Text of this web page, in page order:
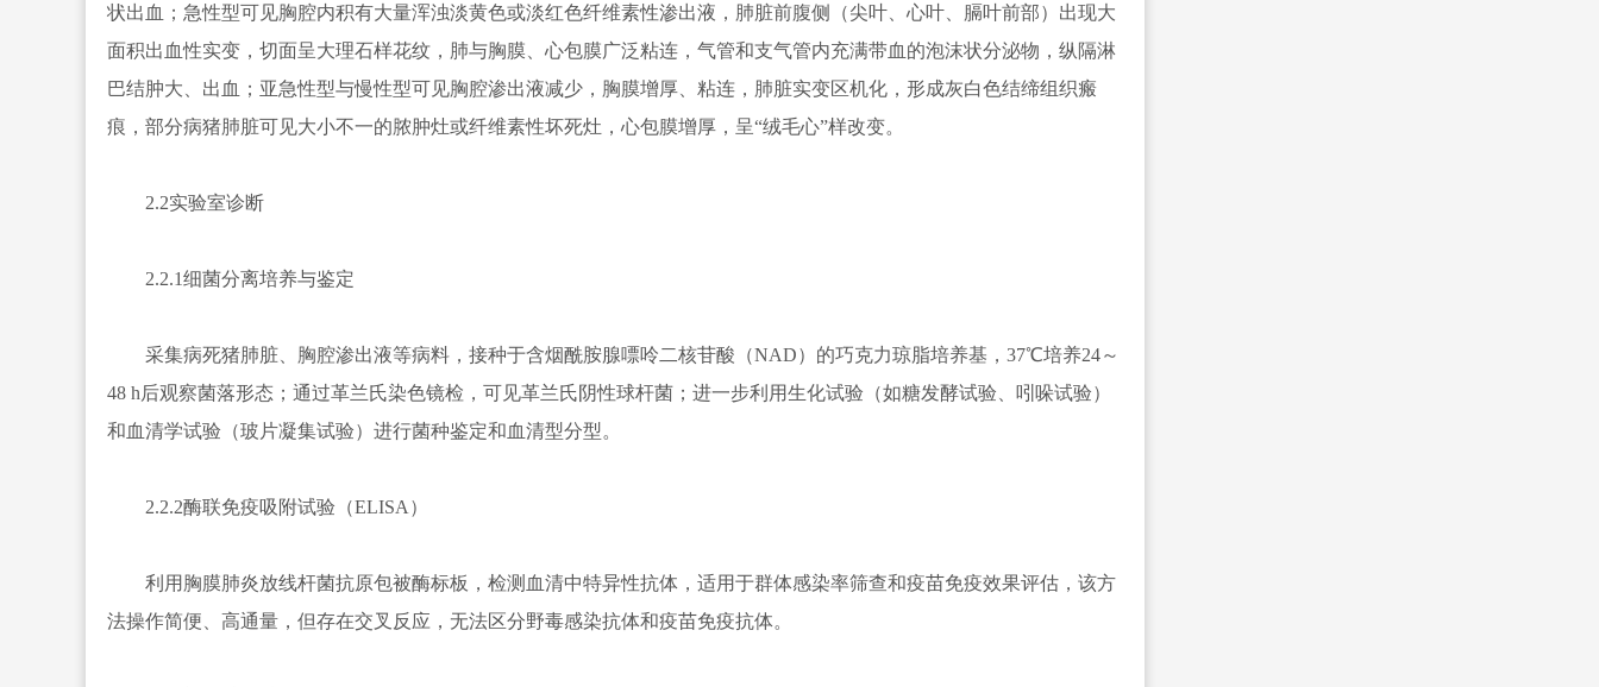
状出血；急性型可见胸腔内积有大量浑浊淡黄色或淡红色纤维素性渗出液，肺脏前腹侧（尖叶、心叶、膈叶前部）出现大
面积出血性实变，切面呈大理石样花纹，肺与胸膜、心包膜广泛粘连，气管和支气管内充满带血的泡沫状分泌物，纵隔淋
巴结肿大、出血；亚急性型与慢性型可见胸腔渗出液减少，胸膜增厚、粘连，肺脏实变区机化，形成灰白色结缔组织瘢
痕，部分病猪肺脏可见大小不一的脓肿灶或纤维素性坏死灶，心包膜增厚，呈“绒毛心”样改变。
2.2实验室诊断
2.2.1细菌分离培养与鉴定
采集病死猪肺脏、胸腔渗出液等病料，接种于含烟酰胺腺嘌呤二核苷酸（NAD）的巧克力琼脂培养基，37℃培养24～
48 h后观察菌落形态；通过革兰氏染色镜检，可见革兰氏阴性球杆菌；进一步利用生化试验（如糖发酵试验、吲哚试验）
和血清学试验（玻片凝集试验）进行菌种鉴定和血清型分型。
2.2.2酶联免疫吸附试验（ELISA）
利用胸膜肺炎放线杆菌抗原包被酶标板，检测血清中特异性抗体，适用于群体感染率筛查和疫苗免疫效果评估，该方
法操作简便、高通量，但存在交叉反应，无法区分野毒感染抗体和疫苗免疫抗体。